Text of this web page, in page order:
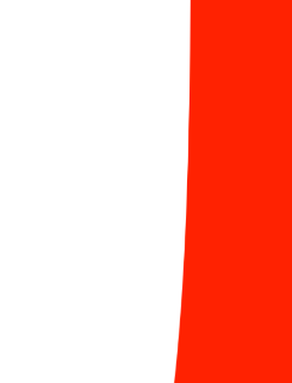
Tâm thế của các tân
2024 trước thềm năm
Chứng nhận ISO/IEC
chắc khẳng định vị thế
Ra mắt Secure coding
guideline” dành cho
1144 Lượt xem